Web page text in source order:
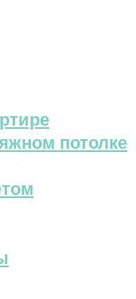
потолке